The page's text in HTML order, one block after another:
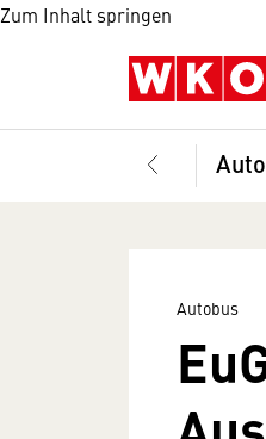
Zum Inhalt springen
Autobus